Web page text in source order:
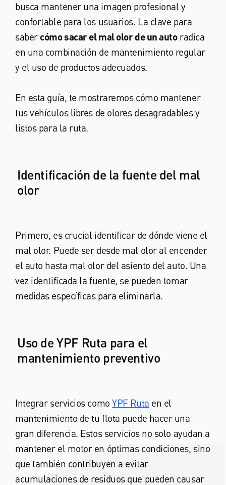
busca mantener una imagen profesional y
confortable para los usuarios. La clave para
saber cómo sacar el mal olor de un autoradica
en una combinación de mantenimiento regular
y el uso de productos adecuados.
En esta guía, te mostraremos cómo mantener
tus vehículos libres de olores desagradables y
listos para la ruta.
Identificación de la fuente del mal
olor
Primero, es crucial identificar de dónde viene el
mal olor. Puede ser desde mal olor al encender
el auto hasta mal olor del asiento del auto. Una
vez identificada la fuente, se pueden tomar
medidas específicas para eliminarla.
Uso de YPF Ruta para el
mantenimiento preventivo
Integrar servicios comoYPF Ruta en el
mantenimiento de tu flota puede hacer una
gran diferencia. Estos servicios no solo ayudan a
mantener el motor en óptimas condiciones, sino
que también contribuyen a evitar
acumulaciones de residuos que pueden causar